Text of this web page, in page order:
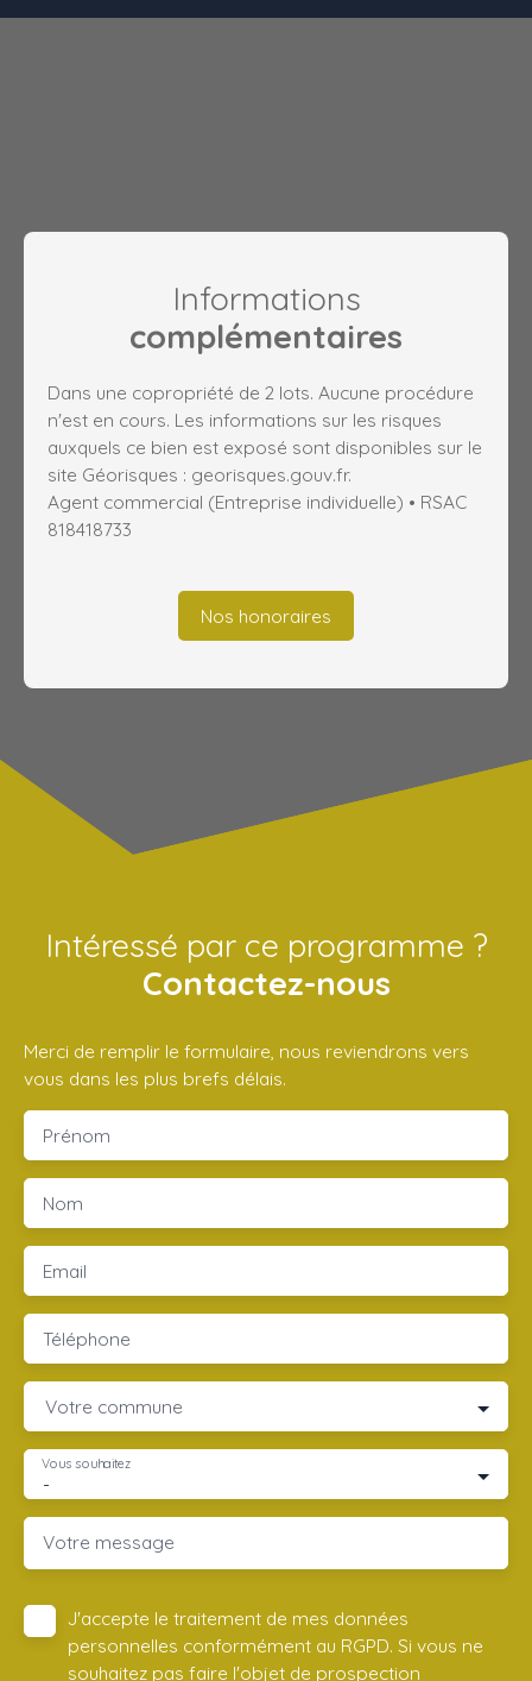
Informations
complémentaires
Dans une copropriété de 2 lots. Aucune procédure
n'est en cours. Les informations sur les risques
auxquels ce bien est exposé sont disponibles sur le
site Géorisques : georisques.gouv.fr.
Agent commercial (Entreprise individuelle) • RSAC
818418733
Nos honoraires
Intéressé par ce programme ?
Contactez-nous
Merci de remplir le formulaire, nous reviendrons vers
vous dans les plus brefs délais.
Prénom
Nom
Email
Téléphone
Votre commune
-
Vous souhaitez
Votre message
J'accepte le traitement de mes données
personnelles conformément au RGPD. Si vous ne
souhaitez pas faire l'objet de prospection